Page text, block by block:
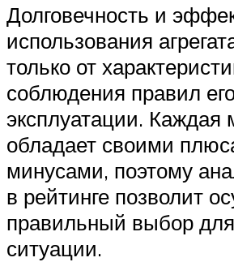
Долговечность и
использования
только от
соблюдения правил
эксплуатации. Каждая
обладает своими
минусами, поэтому
в рейтинге позволит
правильный выбор для
ситуации.